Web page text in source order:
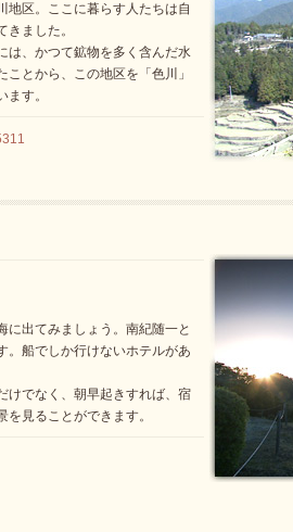
地区。ここに暮らす人たちは自
ました。
は、かつて鉱物を多く含んだ水
とから、この地区を「色川」
す。
に出てみましょう。南紀随一と
。船でしか行けないホテルがあ
けでなく、朝早起きすれば、宿
見ることができます。